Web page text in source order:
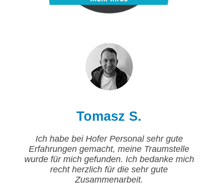
Tomasz S.
Ich habe bei Hofer Personal sehr gute
Erfahrungen gemacht, meine Traumstelle
wurde für mich gefunden. Ich bedanke mich
recht herzlich für die sehr gute
Zusammenarbeit.